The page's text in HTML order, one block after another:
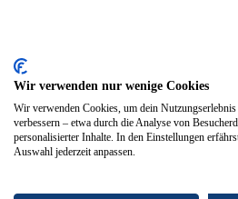
Wir verwenden nur wenige Cookies
Wir verwenden Cookies, um dein
verbessern – etwa durch die Analyse von
personalisierter Inhalte. In den Einstellungen
Auswahl jederzeit anpassen.